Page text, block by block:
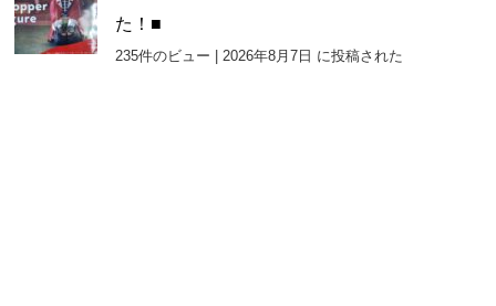
た！■
235件のビュー |2026年8月7日 に投稿された